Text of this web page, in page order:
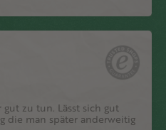
zu tun. Lässt sich gut
die man später anderweitig